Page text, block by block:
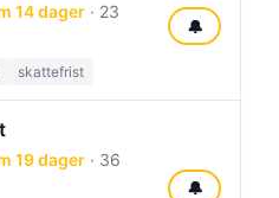
14 dager· 23
skattefrist
🔔
19 dager· 36
🔔